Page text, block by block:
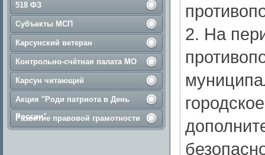
518 ФЗ
Субъекты МСП
Карсунский ветеран
Контрольно-счётная палата МО
Карсун читающий
Акция "Роди патриота в День
России"
Развитие правовой грамотности
2. На